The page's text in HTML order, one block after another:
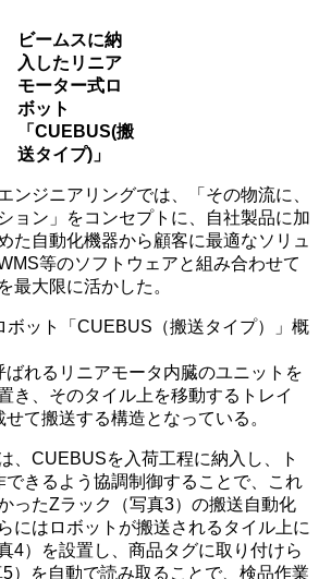
ビームスに納
入したリニア
モーター式ロ
ボット
「CUEBUS(搬
送タイプ)」
ンジニアリングでは、「その物流に、
ョン」をコンセプトに、自社製品に加
た自動化機器から顧客に最適なソリュ
等のソフトウェアと組み合わせて
最大限に活かした。
ボット「CUEBUS（搬送タイプ）」概
ばれるリニアモータ内臓のユニットを
き、そのタイル上を移動するトレイ
せて搬送する構造となっている。
、CUEBUSを入荷工程に納入し、ト
できるよう協調制御することで、これ
ったZラック（写真3）の搬送自動化
にはロボットが搬送されるタイル上に
4）を設置し、商品タグに取り付けら
）を自動で読み取ることで、検品作業